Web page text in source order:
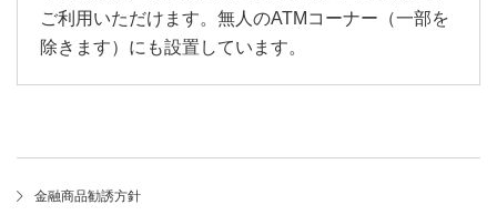
ご利用いただけます。無人のATMコーナー（一部を
除きます）にも設置しています。
金融商品勧誘方針